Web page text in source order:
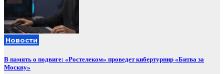
Новости
В память о подвиге: «Ростелеком» проведет кибертурнир «Битва за
Москву»